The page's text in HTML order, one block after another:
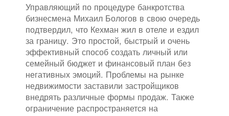
Управляющий по процедуре банкротства
бизнесмена Михаил Бологов в свою очередь
подтвердил, что Кехман жил в отеле и ездил
за границу. Это простой, быстрый и очень
эффективный способ создать личный или
семейный бюджет и финансовый план без
негативных эмоций. Проблемы на рынке
недвижимости заставили застройщиков
внедрять различные формы продаж. Также
ограничение распространяется на